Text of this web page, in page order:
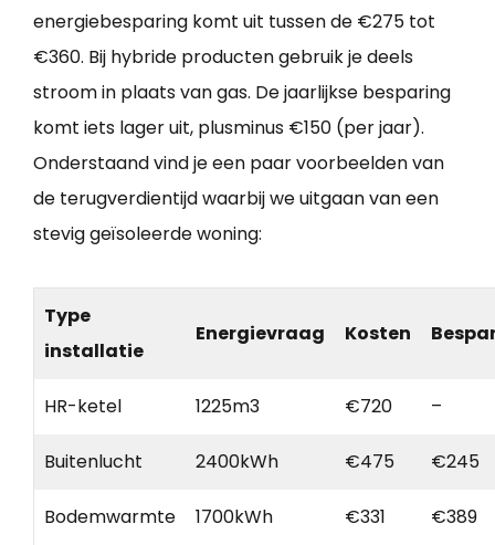
energiebesparing komt uit tussen de €275 tot
€360. Bij hybride producten gebruik je deels
stroom in plaats van gas. De jaarlijkse besparing
komt iets lager uit, plusminus €150 (per jaar).
Onderstaand vind je een paar voorbeelden van
de terugverdientijd waarbij we uitgaan van een
stevig geïsoleerde woning:
Type
installatie
Energievraag Kosten
HR-ketel 1225m3 €720 –
Buitenlucht 2400kWh €475 €245
Bodemwarmte 1700kWh €331 €389